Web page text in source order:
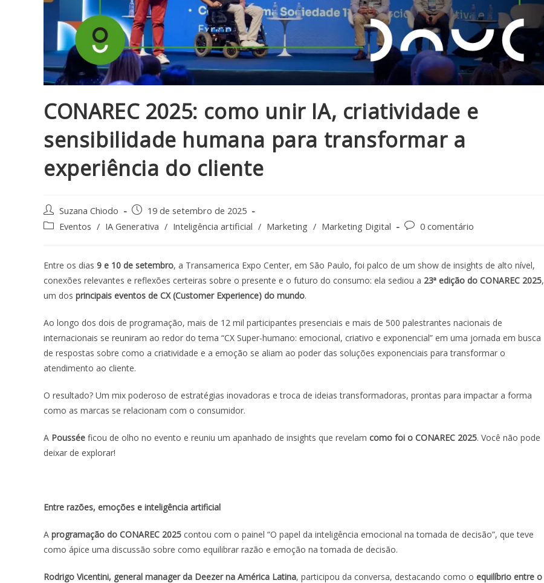
CONAREC 2025: como unir IA, criatividade e
sensibilidade humana para transformar a
experiência do cliente
Suzana Chiodo
19 de setembro de 2025
Eventos / IA Generativa / Inteligência artificial / Marketing / Marketing Digital 0 comentário
Entre os dias 9 e 10 de setembro, a Transamerica Expo Center, em São Paulo, foi palco de um show de insights de alto nível,
conexões relevantes e reflexões certeiras sobre o presente e o futuro do consumo: ela sediou a 23ª edição do CONAREC 2025,
um dos principais eventos de CX (Customer Experience) do mundo.
Ao longo dos dois de programação, mais de 12 mil participantes presenciais e mais de 500 palestrantes nacionais de
internacionais se reuniram ao redor do tema “CX Super-humano: emocional, criativo e exponencial” em uma jornada em busca
de respostas sobre como a criatividade e a emoção se aliam ao poder das soluções exponenciais para transformar o
atendimento ao cliente.
O resultado? Um mix poderoso de estratégias inovadoras e troca de ideias transformadoras, prontas para impactar a forma
como as marcas se relacionam com o consumidor.
A Poussée ficou de olho no evento e reuniu um apanhado de insights que revelam como foi o CONAREC 2025. Você não pode
deixar de explorar!
Entre razões, emoções e inteligência artificial
A programação do CONAREC 2025 contou com o painel “O papel da inteligência emocional na tomada de decisão”, que teve
como ápice uma discussão sobre como equilibrar razão e emoção na tomada de decisão.
Rodrigo Vicentini, general manager da Deezer na América Latina, participou da conversa, destacando como o equilíbrio entre o